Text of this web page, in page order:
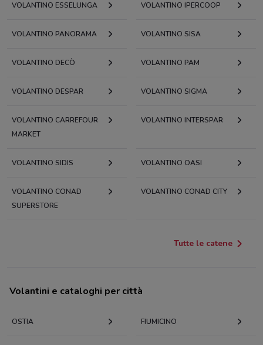
VOLANTINO ESSELUNGA VOLANTINO IPERCOOP
VOLANTINO PANORAMA VOLANTINO SISA
VOLANTINO DECÒ VOLANTINO PAM
VOLANTINO DESPAR VOLANTINO SIGMA
VOLANTINO CARREFOUR
MARKET
VOLANTINO INTERSPAR
VOLANTINO SIDIS VOLANTINO OASI
VOLANTINO CONAD
SUPERSTORE
VOLANTINO CONAD CITY
Tutte le catene
Volantini e cataloghi per città
OSTIA FIUMICINO